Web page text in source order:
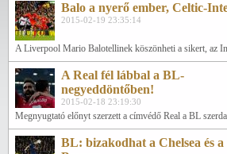
Balo a nyerő ember, Celtic-
2015-02-19 23:35:14
A Liverpool Mario Balotellinek köszönheti a sikert, az
A Real fél lábbal a BL-
negyeddöntőben!
2015-02-18 23:19:30
Megnyugtató előnyt szerzett a címvédő Real a BL
BL: bizakodhat a Chelsea és a